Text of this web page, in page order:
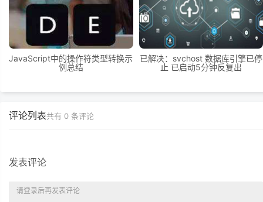
JavaScript中的操作符类型转换示
例总结
已解决：svchost 数据库引擎已停
止 已启动5分钟反复出
评论列表共有 0 条评论
发表评论